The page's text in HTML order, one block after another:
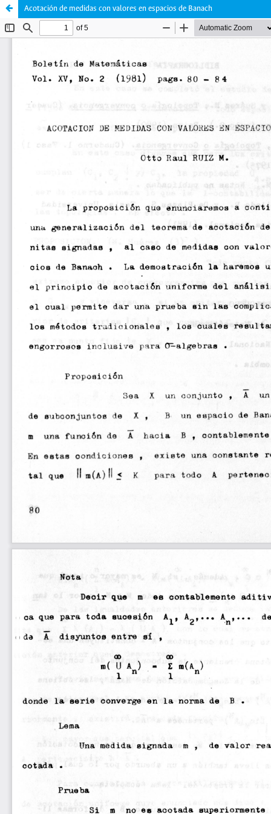
Acotación de medidas con valores en espacios de Banach